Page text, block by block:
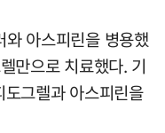
아스피린을 병용했
만으로 치료했다. 기
그렐과 아스피린을